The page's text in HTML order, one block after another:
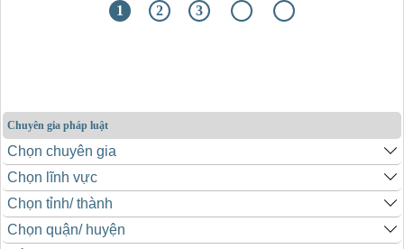
1 2 3
Chuyên gia pháp luật